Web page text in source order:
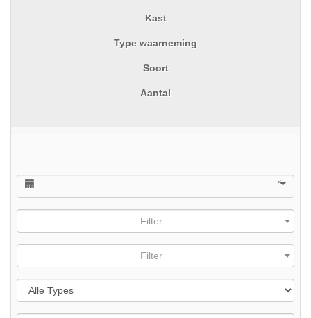
Kast
Type waarneming
Soort
Aantal
×
Filter
Filter